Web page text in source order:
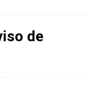
de